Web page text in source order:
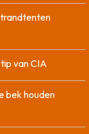
van CIA
bek houden